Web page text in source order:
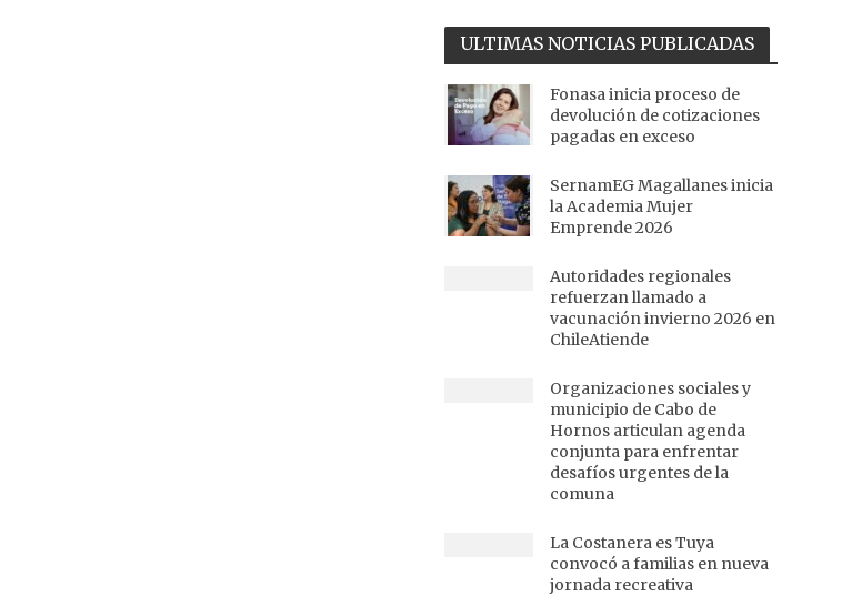
ULTIMAS NOTICIAS PUBLICADAS
Fonasa inicia proceso de
devolución de cotizaciones
pagadas en exceso
SernamEG Magallanes inicia
la Academia Mujer
Emprende 2026
Autoridades regionales
refuerzan llamado a
vacunación invierno 2026 en
ChileAtiende
Organizaciones sociales y
municipio de Cabo de
Hornos articulan agenda
conjunta para enfrentar
desafíos urgentes de la
comuna
La Costanera es Tuya
convocó a familias en nueva
jornada recreativa